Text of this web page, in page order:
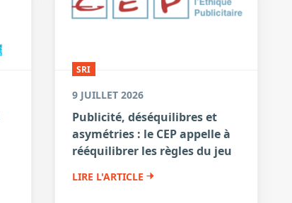
SRI
9 JUILLET 2026
Publicité, déséquilibres et
asymétries : le CEP appelle à
rééquilibrer les règles du jeu
LIRE L'ARTICLE